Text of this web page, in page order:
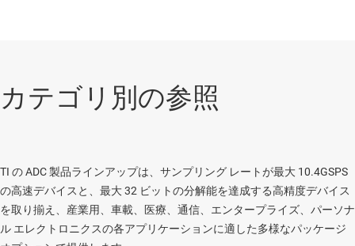
カテゴリ別の参照
TI の ADC 製品ラインアップは、サンプリング レートが最大 10.4GSPS
の高速デバイスと、最大 32 ビットの分解能を達成する高精度デバイス
を取り揃え、産業用、車載、医療、通信、エンタープライズ、パーソナ
ル エレクトロニクスの各アプリケーションに適した多様なパッケージ